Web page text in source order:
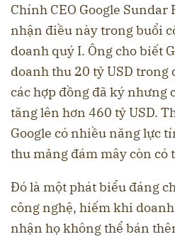
Chính CEO Google
nhận điều này trong buổi
doanh quý I. Ông cho biết
doanh thu 20 tỷ USD
các hợp đồng đã ký nhưng
tăng lên hơn 460 tỷ USD.
Google có nhiều năng lực
thu mảng đám mây còn có
Đó là một phát biểu đáng
công nghệ, hiếm khi
nhận họ không thể bán